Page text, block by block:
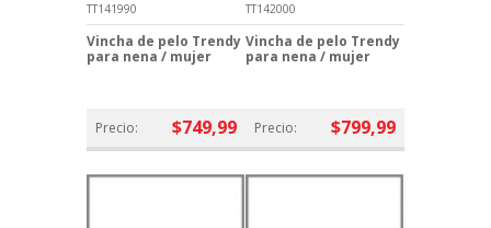
TT141990
Vincha de pelo Trendy
para nena / mujer
Precio: $749,99
TT142000
Vincha de pelo Trendy
para nena / mujer
Precio: $799,99